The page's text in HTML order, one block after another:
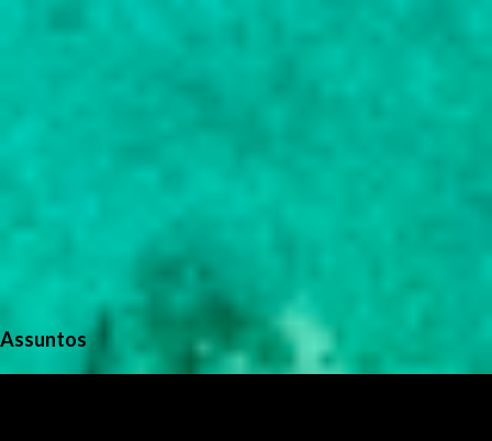
Assuntos